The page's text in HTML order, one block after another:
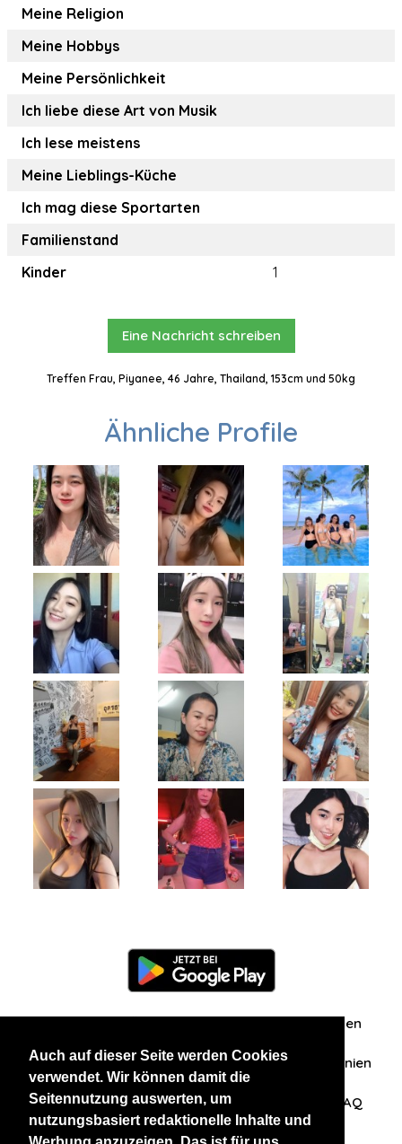
Auch auf dieser Seite werden Cookies
verwendet. Wir können damit die
Seitennutzung auswerten, um
nutzungsbasiert redaktionelle Inhalte und
Meine Religion
Meine Hobbys
Meine Persönlichkeit
Ich liebe diese Art von Musik
Ich lese meistens
Meine Lieblings-Küche
Ich mag diese Sportarten
Familienstand
Kinder
1
Eine Nachricht schreiben
Treffen Frau, Piyanee, 46 Jahre, Thailand, 153cm und 50kg
Ähnliche Profile
Zuschriften/Erfahrungen
Datenschutzerklärung AGB Datenschutzrichtlinien
Nehmen Sie Kontakt mit uns auf FAQ